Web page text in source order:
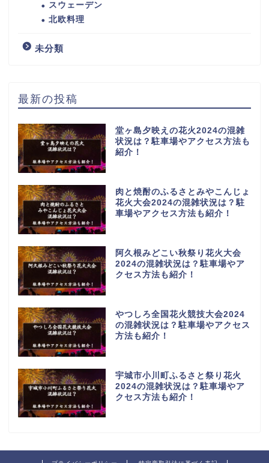
スウェーデン
北欧料理
未分類
最新の投稿
堂ヶ島夕映えの花火2024の混雑
状況は？駐車場やアクセス方法も
紹介！
肉と焼酎のふるさとみやこんじょ
花火大会2024の混雑状況は？駐
車場やアクセス方法も紹介！
阿久根みどこい秋祭り花火大会
2024の混雑状況は？駐車場やア
クセス方法も紹介！
やつしろ全国花火競技大会2024
の混雑状況は？駐車場やアクセス
方法も紹介！
宇城市小川町ふるさと祭り花火
2024の混雑状況は？駐車場やア
クセス方法も紹介！